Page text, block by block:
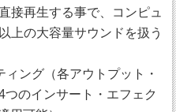
接再生する事で、コンピュ
上の大容量サウンドを扱う
ング（各アウトプット・
のインサート・エフェク